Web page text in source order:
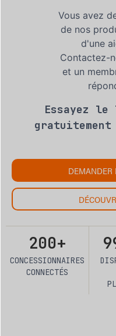
Vous avez
de nos
d'une
Contactez-
et un
Essayez
DEMANDER
200+
CONCESSIONNAIRES
CONNECTÉS